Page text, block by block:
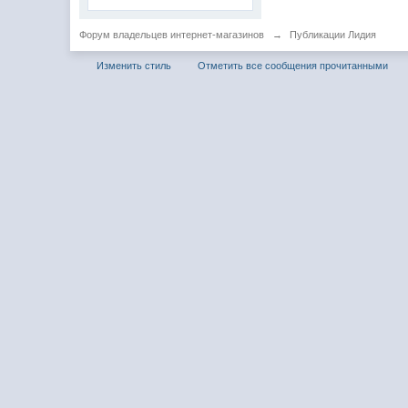
Форум владельцев интернет-магазинов → Публикации Лидия
Изменить стиль Отметить все сообщения прочитанными